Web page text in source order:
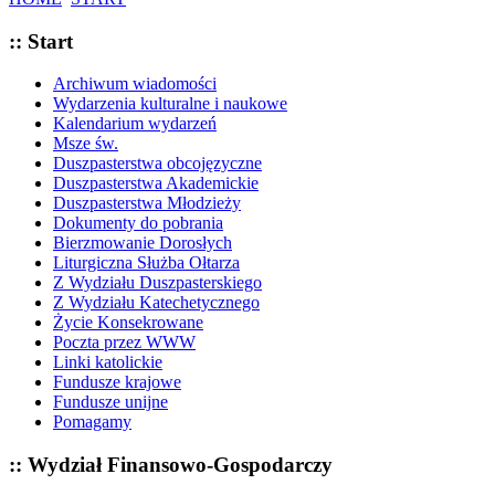
:: Start
Archiwum wiadomości
Wydarzenia kulturalne i naukowe
Kalendarium wydarzeń
Msze św.
Duszpasterstwa obcojęzyczne
Duszpasterstwa Akademickie
Duszpasterstwa Młodzieży
Dokumenty do pobrania
Bierzmowanie Dorosłych
Liturgiczna Służba Ołtarza
Z Wydziału Duszpasterskiego
Z Wydziału Katechetycznego
Życie Konsekrowane
Poczta przez WWW
Linki katolickie
Fundusze krajowe
Fundusze unijne
Pomagamy
:: Wydział Finansowo-Gospodarczy